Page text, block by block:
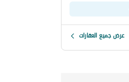
عرض جميع العقارات